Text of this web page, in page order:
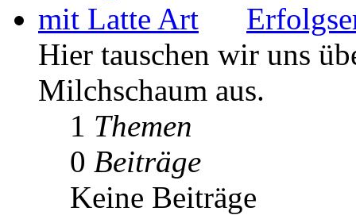
Hier tauschen wir uns
Milchschaum aus.
1 Themen
0 Beiträge
Keine Beiträge